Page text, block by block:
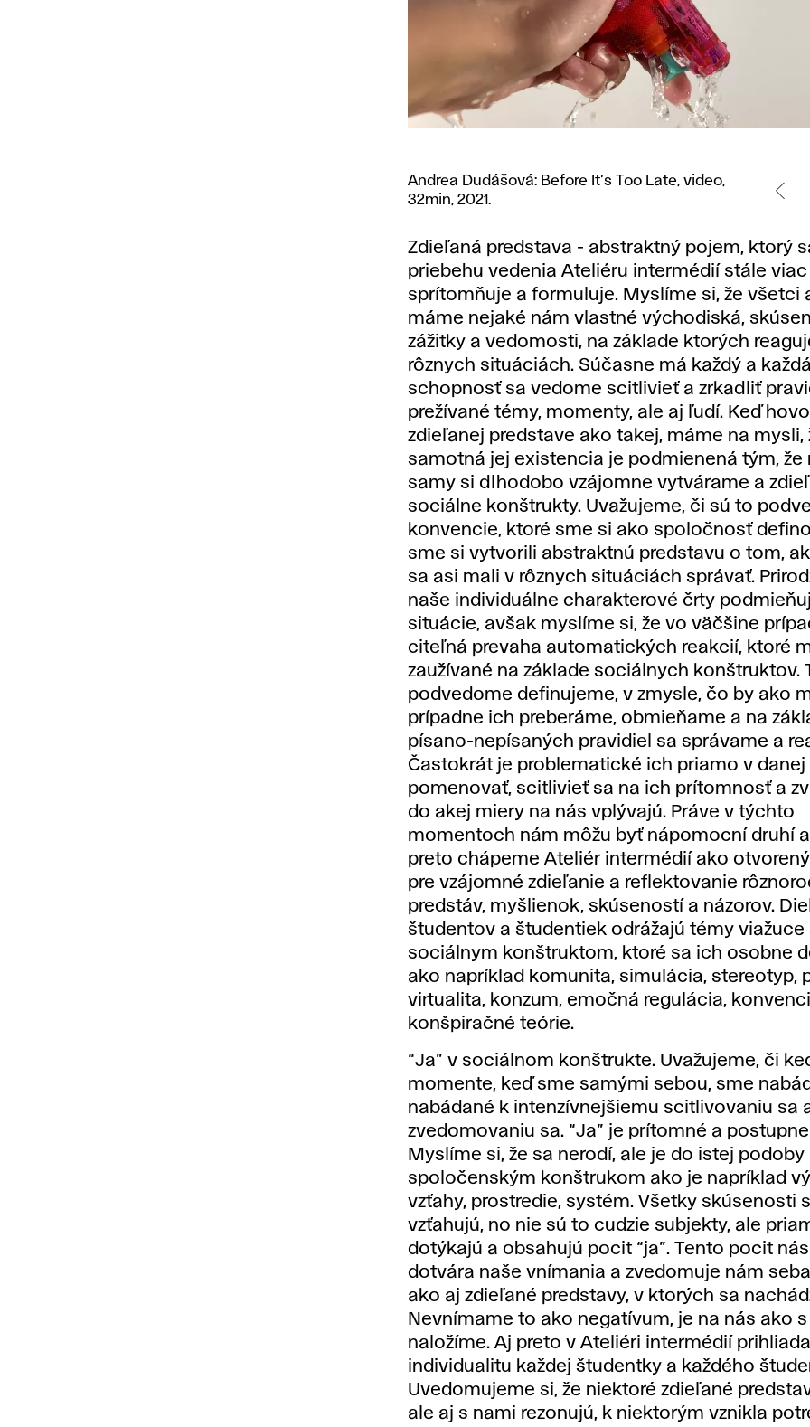
Dudášová:
It’s
Too
Late,
video,
32min,
2021.
Andrea Dudášová: Before It’s Too Late, video,
32min, 2021.
Zdieľaná predstava - abstraktný pojem, ktorý
priebehu vedenia Ateliéru intermédií stále
sprítomňuje a formuluje. Myslíme si, že všetci
máme nejaké nám vlastné východiská,
zážitky a vedomosti, na základe ktorých
rôznych situáciách. Súčasne má každý a
schopnosť sa vedome scitlivieť a zrkadliť
prežívané témy, momenty, ale aj ľudí. Keď
zdieľanej predstave ako takej, máme na mysli,
samotná jej existencia je podmienená tým, že
samy si dlhodobo vzájomne vytvárame a
sociálne konštrukty. Uvažujeme, či sú to
konvencie, ktoré sme si ako spoločnosť
sme si vytvorili abstraktnú predstavu o tom,
sa asi mali v rôznych situáciách správať.
naše individuálne charakterové črty
situácie, avšak myslíme si, že vo väčšine
citeľná prevaha automatických reakcií, ktoré
zaužívané na základe sociálnych konštruktov.
podvedome definujeme, v zmysle, čo by ako
prípadne ich preberáme, obmieňame a na
písano-nepísaných pravidiel sa správame a
Častokrát je problematické ich priamo v
pomenovať, scitlivieť sa na ich prítomnosť a
do akej miery na nás vplývajú. Práve v týchto
momentoch nám môžu byť nápomocní druhí
preto chápeme Ateliér intermédií ako
pre vzájomné zdieľanie a reflektovanie
predstáv, myšlienok, skúseností a názorov.
študentov a študentiek odrážajú témy viažuce
sociálnym konštruktom, ktoré sa ich osobne
ako napríklad komunita, simulácia, stereotyp,
virtualita, konzum, emočná regulácia,
konšpiračné teórie.
“Ja” v sociálnom konštrukte. Uvažujeme, či
momente, keď sme samými sebou, sme
nabádané k intenzívnejšiemu scitlivovaniu sa
zvedomovaniu sa. “Ja” je prítomné a
Myslíme si, že sa nerodí, ale je do istej
spoločenským konštrukom ako je napríklad
vzťahy, prostredie, systém. Všetky skúsenosti
vzťahujú, no nie sú to cudzie subjekty, ale
dotýkajú a obsahujú pocit “ja”. Tento pocit
dotvára naše vnímania a zvedomuje nám
ako aj zdieľané predstavy, v ktorých sa
Nevnímame to ako negatívum, je na nás ako
naložíme. Aj preto v Ateliéri intermédií
individualitu každej študentky a každého
Uvedomujeme si, že niektoré zdieľané
ale aj s nami rezonujú, k niektorým vznikla